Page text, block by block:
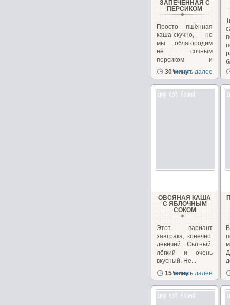
ЗАПЕЧЁННАЯ С
ПЕРСИКОМ
Просто пшённая
каша-скучно, но
мы облагородим
её сочным
персиком и
преподнесём...
30 минут
Читать далее
ОВСЯНАЯ КАША
С ЯБЛОЧНЫМ
СОКОМ
Этот вариант
завтрака, конечно,
девичий. Сытный,
лёгкий и очень
вкусный. Не...
15 минут
Читать далее